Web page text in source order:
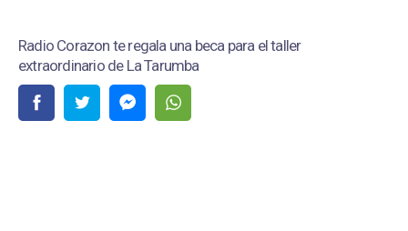
Radio Corazon te regala una beca para el taller
extraordinario de La Tarumba